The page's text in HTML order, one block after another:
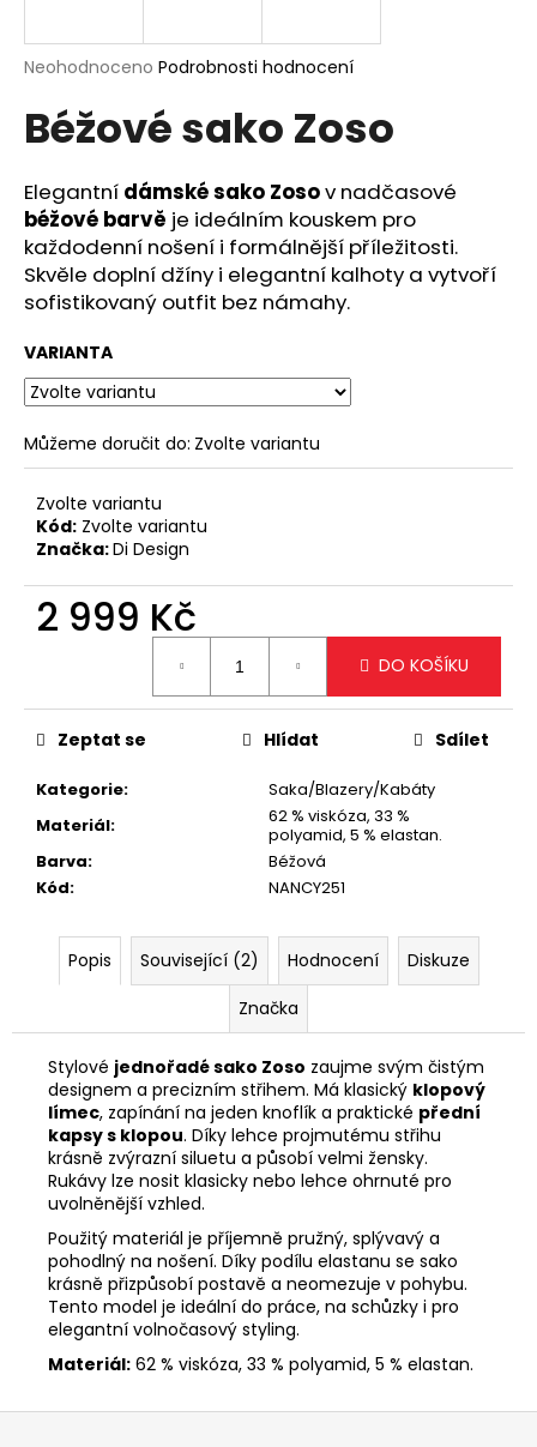
Průměrné
produktu
je
z
5
hvězdiček.
Neohodnoceno Podrobnosti hodnocení
Béžové sako Zoso
Elegantní dámské sako Zosov nadčasové
béžové barvě je ideálním kouskem pro
každodenní nošení i formálnější příležitosti.
Skvěle doplní džíny i elegantní kalhoty a vytvoří
sofistikovaný outfit bez námahy.
VARIANTA
Můžeme doručit do: Zvolte variantu
Zvolte variantu
Kód: Zvolte variantu
Značka:Di Design
2 999 Kč
DO KOŠÍKU
Kategorie:
Saka/Blazery/Kabáty
Materiál:
62 % viskóza, 33 %
polyamid, 5 % elastan.
Barva:
Béžová
Kód: NANCY251
Zeptat se Hlídat Sdílet
Popis Související (2) Hodnocení
Diskuze
Značka
Stylové jednořadé sako Zoso zaujme svým čistým
designem a precizním střihem. Má klasický klopový
límec, zapínání na jeden knoflík a praktické přední
kapsy s klopou. Díky lehce projmutému střihu
krásně zvýrazní siluetu a působí velmi žensky.
Rukávy lze nosit klasicky nebo lehce ohrnuté pro
uvolněnější vzhled.
Použitý materiál je příjemně pružný, splývavý a
pohodlný na nošení. Díky podílu elastanu se sako
krásně přizpůsobí postavě a neomezuje v pohybu.
Tento model je ideální do práce, na schůzky i pro
elegantní volnočasový styling.
Materiál: 62 % viskóza, 33 % polyamid, 5 % elastan.
j
t
?
HLEDAT
D
o
p
o
u
č
j
STYLOVÁ
MODRÁ
CROSSBODY
KABELKA
499
Kč
Z